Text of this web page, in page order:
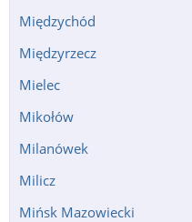
Międzychód
Międzyrzecz
Mielec
Mikołów
Milanówek
Milicz
Mińsk Mazowiecki